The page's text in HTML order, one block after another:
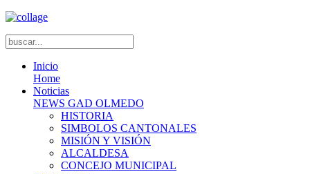
Inicio
Home
Noticias
NEWS GAD OLMEDO
HISTORIA
SIMBOLOS CANTONALES
MISIÓN Y VISIÓN
ALCALDESA
CONCEJO MUNICIPAL